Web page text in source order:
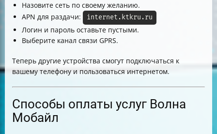
Назовите сеть по своему желанию.
APN для раздачи:
internet.ktkru.ru
Логин и пароль оставьте пустыми.
Выберите канал связи GPRS.
Теперь другие устройства смогут подключаться к
вашему телефону и пользоваться интернетом.
Способы оплаты услуг Волна
Мобайл